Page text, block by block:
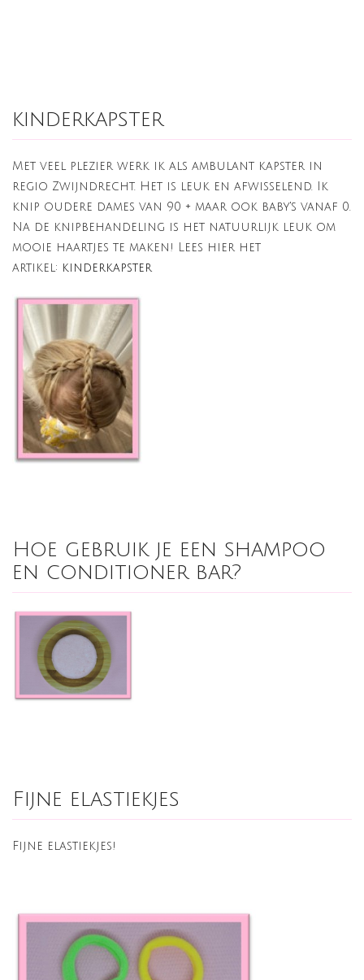
kinderkapster
Met veel plezier werk ik als ambulant kapster in
regio Zwijndrecht. Het is leuk en afwisselend. Ik
knip oudere dames van 90 + maar ook baby's vanaf 0.
Na de knipbehandeling is het natuurlijk leuk om
mooie haartjes te maken! Lees hier het
artikel: kinderkapster
Hoe gebruik je een shampoo
en conditioner bar?
Fijne elastiekjes
Fijne elastiekjes!